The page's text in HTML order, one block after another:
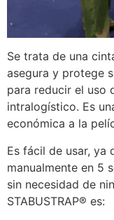
Se trata de una
asegura y protege
para reducir el uso
intralogístico. Es
económica a la
Es fácil de usar, ya
manualmente en 5
sin necesidad de
STABUSTRAP® es: